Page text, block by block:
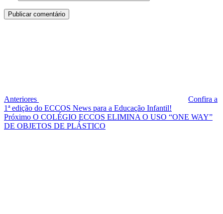
Anteriores
Confira a
1ª edição do ECCOS News para a Educação Infantil!
Próximo
post
Próximo O COLÉGIO ECCOS ELIMINA O USO “ONE WAY”
DE OBJETOS DE PLÁSTICO